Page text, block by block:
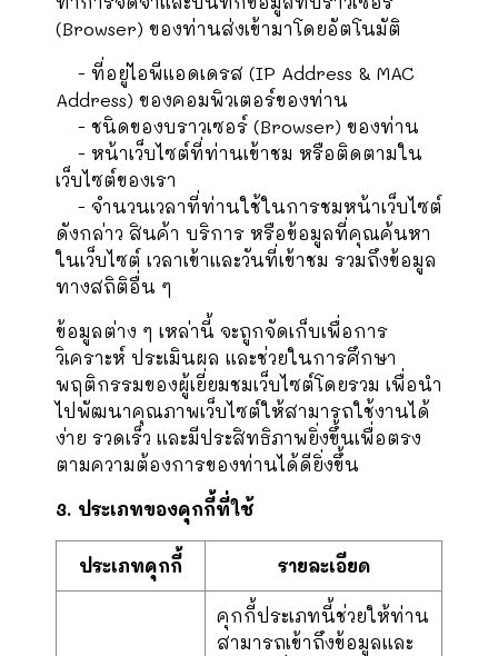
(Browser) ของท่านส่งเข้ามาโดยอัตโนมัติ
- ที่อยู่ไอพีแอดเดรส (IP Address & MAC
Address) ของคอมพิวเตอร์ของท่าน
- ชนิดของบราวเซอร์ (Browser) ของท่าน
- หน้าเว็บไซต์ที่ท่านเข้าชม หรือติดตามใน
เว็บไซต์ของเรา
- จำนวนเวลาที่ท่านใช้ในการชมหน้าเว็บไซต์
ดังกล่าว สินค้า บริการ หรือข้อมูลที่คุณค้นหา
ในเว็บไซต์ เวลาเข้าและวันที่เข้าชม รวมถึงข้อมูล
ทางสถิติอื่น ๆ
ข้อมูลต่าง ๆ เหล่านี้ จะถูกจัดเก็บเพื่อการ
วิเคราะห์ ประเมินผล และช่วยในการศึกษา
พฤติกรรมของผู้เยี่ยมชมเว็บไซต์โดยรวม เพื่อนำ
ไปพัฒนาคุณภาพเว็บไซต์ให้สามารถใช้งานได้
ง่าย รวดเร็ว และมีประสิทธิภาพยิ่งขึ้นเพื่อตรง
ตามความต้องการของท่านได้ดียิ่งขึ้น
3. ประเภทของคุกกี้ที่ใช้
ประเภทคุกกี้ รายละเอียด
คุกกี้ประเภทนี้ช่วยให้ท่าน
สามารถเข้าถึงข้อมูลและ